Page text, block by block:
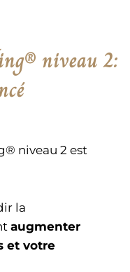
niveau 2:
niveau 2 est
la
augmenter
et votre